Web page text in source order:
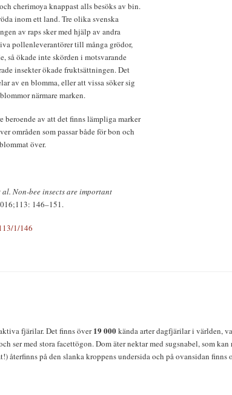
cherimoya knappast alls besöks av bin.
inom ett land. Tre olika svenska
av raps sker med hjälp av andra
pollenleverantörer till många grödor,
så ökade inte skörden i motsvarande
insekter ökade fruktsättningen. Det
av en blomma, eller att vissa söker sig
närmare marken.
beroende av att det finns lämpliga marker
områden som passar både för bon och
över.
al. Non-bee insects are important
146–151.
1/146
fjärilar. Det finns över19 000kända arter dagfjärilar i världen,
ser med stora facettögon. Dom äter nektar med sugsnabel, som
återfinns på den slanka kroppens undersida och på ovansidan